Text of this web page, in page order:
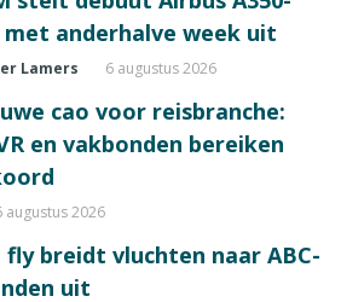
met anderhalve week uit
Lamers 6 augustus 2026
cao voor reisbranche:
en vakbonden bereiken
augustus 2026
fly breidt vluchten naar ABC-
uit